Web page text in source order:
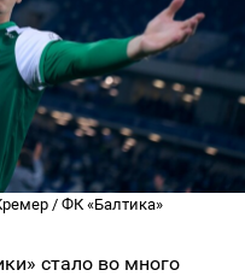
/ ФК «Балтика»
стало во много